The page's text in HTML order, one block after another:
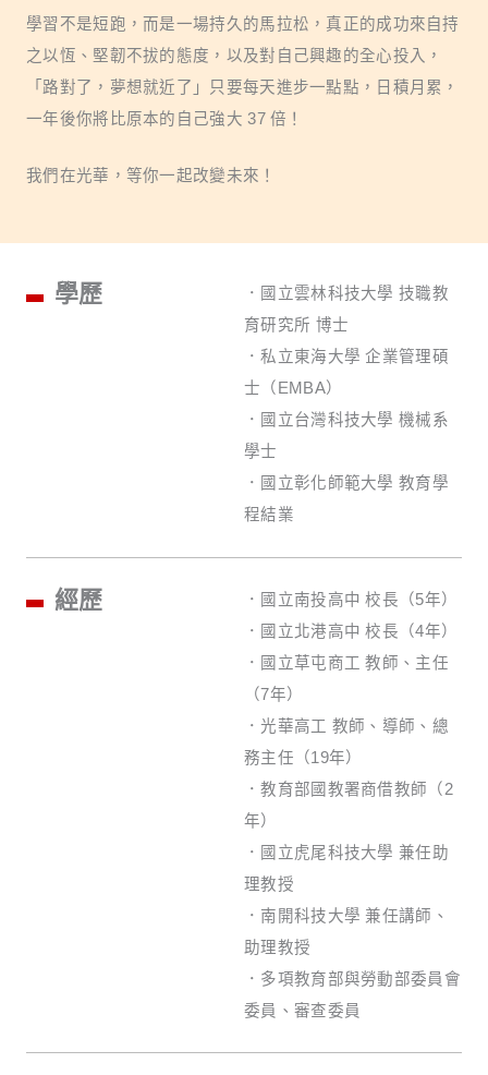
學習不是短跑，而是一場持久的馬拉松，真正的成功來自持
之以恆、堅韌不拔的態度，以及對自己興趣的全心投入，
「路對了，夢想就近了」只要每天進步一點點，日積月累，
一年後你將比原本的自己強大 37 倍！
我們在光華，等你一起改變未來！
學歷
．國立雲林科技大學 技職教
育研究所 博士
．私立東海大學 企業管理碩
士（EMBA）
．國立台灣科技大學 機械系
學士
．國立彰化師範大學 教育學
程結業
經歷
．國立南投高中 校長（5年）
．國立北港高中 校長（4年）
．國立草屯商工 教師、主任
（7年）
．光華高工 教師、導師、總
務主任（19年）
．教育部國教署商借教師（2
年）
．國立虎尾科技大學 兼任助
理教授
．南開科技大學 兼任講師、
助理教授
．多項教育部與勞動部委員會
委員、審查委員